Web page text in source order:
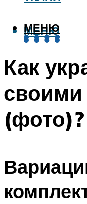
МЕНЮ
МЕНЮ
Как
своими
(фото)?